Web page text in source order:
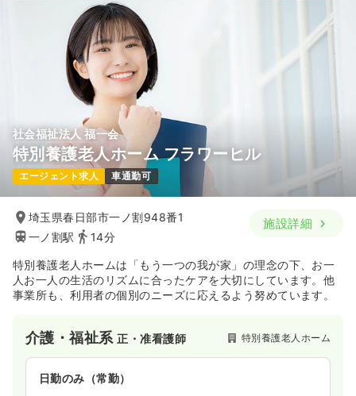
社会福祉法人 福一会
特別養護老人ホーム フラワーヒル
エージェント求人 車通勤可
埼玉県春日部市一ノ割948番1
一ノ割駅
14分
施設詳細
特別養護老人ホームは「もう一つの我が家」の理念の下、お一
人お一人の生活のリズムに合ったケアを大切にしています。他
事業所も、利用者の個別のニーズに応えるよう努めています。
介護・福祉系正・准看護師 特別養護老人ホーム
日勤のみ（常勤）